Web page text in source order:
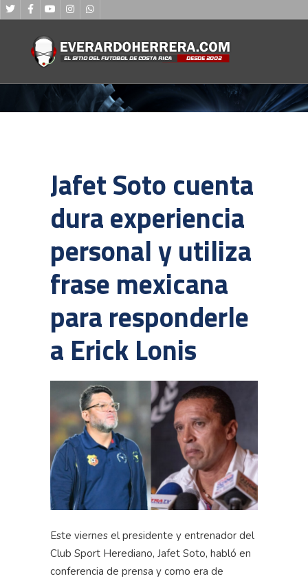
Jafet Soto cuenta
dura experiencia
personal y utiliza
frase mexicana
para responderle
a Erick Lonis
Este viernes el presidente y entrenador del
Club Sport Herediano, Jafet Soto, habló en
conferencia de prensa y como era de